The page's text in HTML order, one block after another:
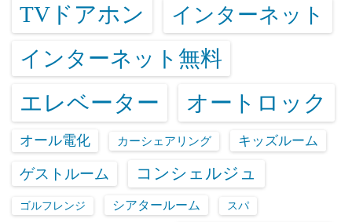
TVドアホン インターネット
インターネット無料
エレベーター オートロック
オール電化 カーシェアリング キッズルーム
ゲストルーム コンシェルジュ
ゴルフレンジ シアタールーム スパ